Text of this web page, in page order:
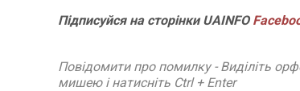
ПідписуйсянасторінкиUAINFO
Повідомити про помилку - Виділіть
мишею і натисніть Ctrl + Enter